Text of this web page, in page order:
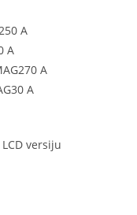
A
A
A
A
versiju